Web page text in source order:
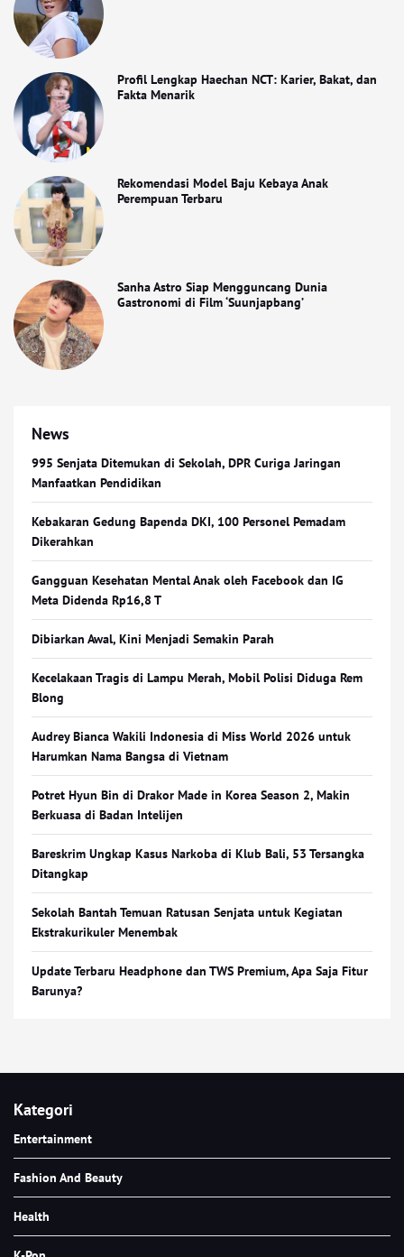
Profil Lengkap Haechan NCT: Karier, Bakat, dan
Fakta Menarik
Rekomendasi Model Baju Kebaya Anak
Perempuan Terbaru
Sanha Astro Siap Mengguncang Dunia
Gastronomi di Film ‘Suunjapbang’
News
995 Senjata Ditemukan di Sekolah, DPR Curiga Jaringan
Manfaatkan Pendidikan
Kebakaran Gedung Bapenda DKI, 100 Personel Pemadam
Dikerahkan
Gangguan Kesehatan Mental Anak oleh Facebook dan IG
Meta Didenda Rp16,8 T
Dibiarkan Awal, Kini Menjadi Semakin Parah
Kecelakaan Tragis di Lampu Merah, Mobil Polisi Diduga Rem
Blong
Audrey Bianca Wakili Indonesia di Miss World 2026 untuk
Harumkan Nama Bangsa di Vietnam
Potret Hyun Bin di Drakor Made in Korea Season 2, Makin
Berkuasa di Badan Intelijen
Bareskrim Ungkap Kasus Narkoba di Klub Bali, 53 Tersangka
Ditangkap
Sekolah Bantah Temuan Ratusan Senjata untuk Kegiatan
Ekstrakurikuler Menembak
Update Terbaru Headphone dan TWS Premium, Apa Saja Fitur
Barunya?
Kategori
Entertainment
Fashion And Beauty
Health